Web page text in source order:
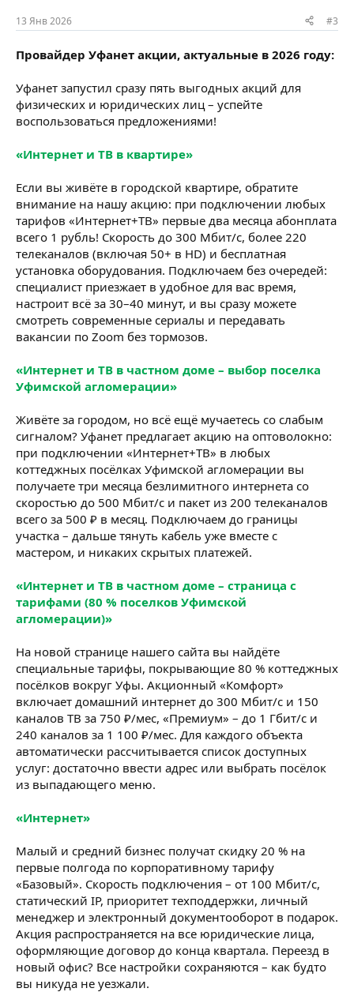
13 Янв 2026 #3
Провайдер Уфанет акции, актуальные в 2026 году:
Уфанет запустил сразу пять выгодных акций для
физических и юридических лиц – успейте
воспользоваться предложениями!
«Интернет и ТВ в квартире»
Если вы живёте в городской квартире, обратите
внимание на нашу акцию: при подключении любых
тарифов «Интернет+ТВ» первые два месяца абонплата
всего 1 рубль! Скорость до 300 Мбит/с, более 220
телеканалов (включая 50+ в HD) и бесплатная
установка оборудования. Подключаем без очередей:
специалист приезжает в удобное для вас время,
настроит всё за 30–40 минут, и вы сразу можете
смотреть современные сериалы и передавать
вакансии по Zoom без тормозов.
«Интернет и ТВ в частном доме – выбор поселка
Уфимской агломерации»
Живёте за городом, но всё ещё мучаетесь со слабым
сигналом? Уфанет предлагает акцию на оптоволокно:
при подключении «Интернет+ТВ» в любых
коттеджных посёлках Уфимской агломерации вы
получаете три месяца безлимитного интернета со
скоростью до 500 Мбит/с и пакет из 200 телеканалов
всего за 500 ₽ в месяц. Подключаем до границы
участка – дальше тянуть кабель уже вместе с
мастером, и никаких скрытых платежей.
«Интернет и ТВ в частном доме – страница с
тарифами (80 % поселков Уфимской
агломерации)»
На новой странице нашего сайта вы найдёте
специальные тарифы, покрывающие 80 % коттеджных
посёлков вокруг Уфы. Акционный «Комфорт»
включает домашний интернет до 300 Мбит/с и 150
каналов ТВ за 750 ₽/мес, «Премиум» – до 1 Гбит/с и
240 каналов за 1 100 ₽/мес. Для каждого объекта
автоматически рассчитывается список доступных
услуг: достаточно ввести адрес или выбрать посёлок
из выпадающего меню.
«Интернет»
Малый и средний бизнес получат скидку 20 % на
первые полгода по корпоративному тарифу
«Базовый». Скорость подключения – от 100 Мбит/с,
статический IP, приоритет техподдержки, личный
менеджер и электронный документооборот в подарок.
Акция распространяется на все юридические лица,
оформляющие договор до конца квартала. Переезд в
новый офис? Все настройки сохраняются – как будто
вы никуда не уезжали.